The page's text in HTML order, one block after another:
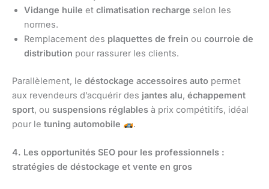
Vidange huile et climatisation recharge selon les
normes.
Remplacement des plaquettes de frein ou courroie de
distribution pour rassurer les clients.
Parallèlement, le déstockage accessoires auto permet
aux revendeurs d’acquérir des jantes alu, échappement
sport, ou suspensions réglables à prix compétitifs, idéal
pour le tuning automobile .
4. Les opportunités SEO pour les professionnels :
stratégies de déstockage et vente en gros